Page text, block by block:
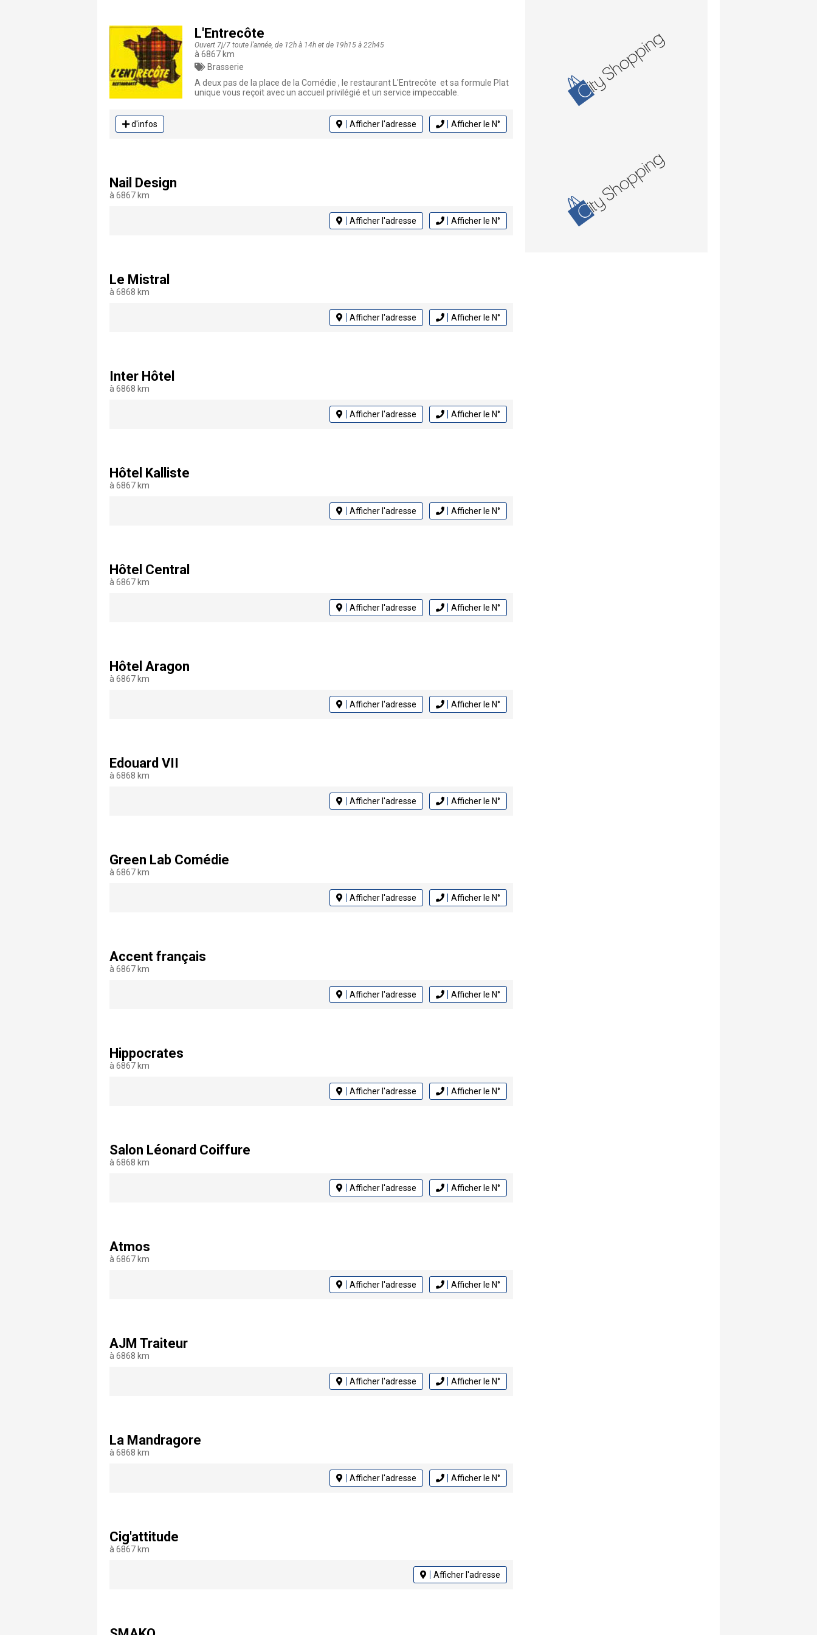
L'Entrecôte
Ouvert 7j/7 toute l’année, de 12h à 14h et de 19h15 à 22h45
à 6867 km
Brasserie
A deux pas de la place de la Comédie , le restaurant L'Entrecôte et sa formule Plat
unique vous reçoit avec un accueil privilégié et un service impeccable.
d'infos Afficher l'adresse Afficher le N°
Nail Design
à 6867 km
Afficher l'adresse Afficher le N°
Le Mistral
à 6868 km
Afficher l'adresse Afficher le N°
Inter Hôtel
à 6868 km
Afficher l'adresse Afficher le N°
Hôtel Kalliste
à 6867 km
Afficher l'adresse Afficher le N°
Hôtel Central
à 6867 km
Afficher l'adresse Afficher le N°
Hôtel Aragon
à 6867 km
Afficher l'adresse Afficher le N°
Edouard VII
à 6868 km
Afficher l'adresse Afficher le N°
Green Lab Comédie
à 6867 km
Afficher l'adresse Afficher le N°
Accent français
à 6867 km
Afficher l'adresse Afficher le N°
Hippocrates
à 6867 km
Afficher l'adresse Afficher le N°
Salon Léonard Coiffure
à 6868 km
Afficher l'adresse Afficher le N°
Atmos
à 6867 km
Afficher l'adresse Afficher le N°
AJM Traiteur
à 6868 km
Afficher l'adresse Afficher le N°
La Mandragore
à 6868 km
Afficher l'adresse Afficher le N°
Cig'attitude
à 6867 km
Afficher l'adresse